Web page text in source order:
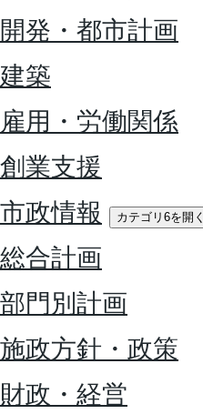
開発・都市計画
建築
雇用・労働関係
創業支援
市政情報
カテゴリ6を開く
総合計画
部門別計画
施政方針・政策
財政・経営